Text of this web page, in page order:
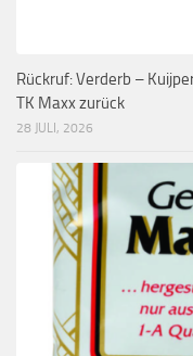
Rückruf: Verderb –
TK Maxx zurück
28 JULI, 2026